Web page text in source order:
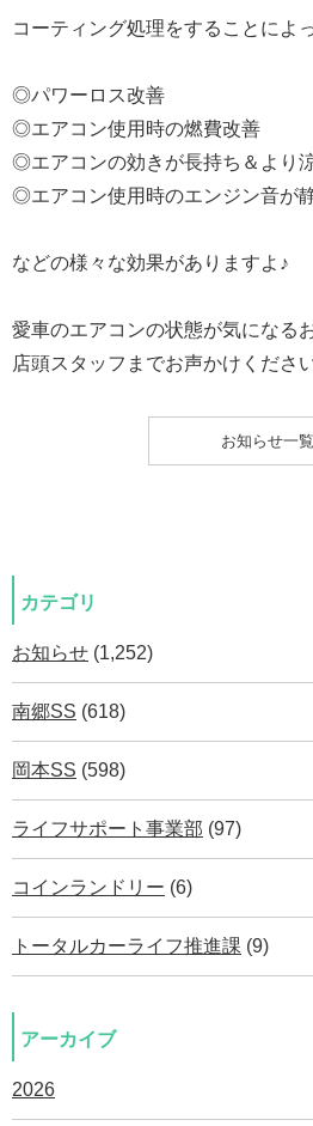
コーティング処理をすることによっ
◎パワーロス改善
◎エアコン使用時の燃費改善
◎エアコンの効きが長持ち＆より
◎エアコン使用時のエンジン音が
などの様々な効果がありますよ♪
愛車のエアコンの状態が気になる
店頭スタッフまでお声かけください
お知らせ一覧
カテゴリ
お知らせ (1,252)
南郷SS (618)
岡本SS (598)
ライフサポート事業部 (97)
コインランドリー (6)
トータルカーライフ推進課 (9)
アーカイブ
2026